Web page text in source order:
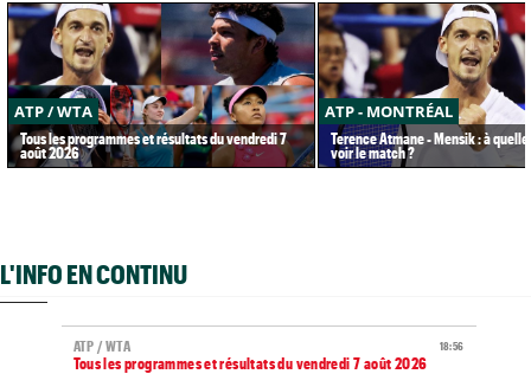
ATP / WTA
Tous les programmes et résultats du vendredi 7
août 2026
ATP - MONTRÉAL
Terence Atmane - Mensik : à
voir le match ?
L'INFO EN CONTINU
18:56
ATP / WTA
Tous les programmes et résultats du vendredi 7 août 2026